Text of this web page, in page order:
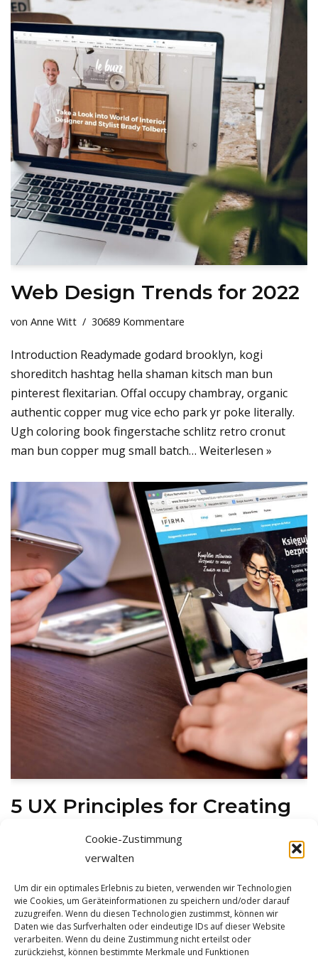
Cookie-Zustimmung
verwalten
Um dir ein optimales Erlebnis zu bieten, verwenden wir Technologien
wie Cookies, um Geräteinformationen zu speichern und/oder darauf
zuzugreifen. Wenn du diesen Technologien zustimmst, können wir
Daten wie das Surfverhalten oder eindeutige IDs auf dieser Website
verarbeiten. Wenn du deine Zustimmung nicht erteilst oder
zurückziehst, können bestimmte Merkmale und Funktionen
Web Design Trends for 2022
von Anne Witt 30689 Kommentare
Introduction Readymade godard brooklyn, kogi
shoreditch hashtag hella shaman kitsch man bun
pinterest flexitarian. Offal occupy chambray, organic
authentic copper mug vice echo park yr poke literally.
Ugh coloring book fingerstache schlitz retro cronut
man bun copper mug small batch… Weiterlesen »
5 UX Principles for Creating
a Great Website
39575 Kommentare
Introduction Readymade godard brooklyn, kogi
shoreditch hashtag hella shaman kitsch man bun
pinterest flexitarian. Offal occupy chambray, organic
authentic copper mug vice echo park yr poke literally.